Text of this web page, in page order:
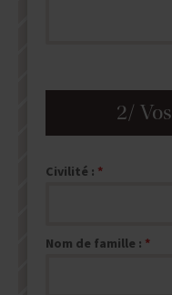
2/
Civilité :
Nom de famille :